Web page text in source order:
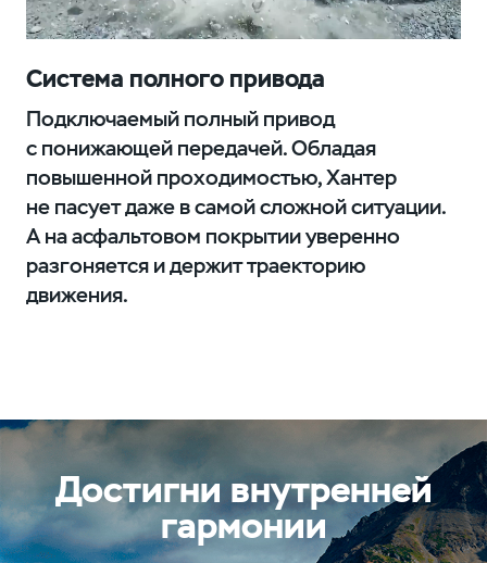
Система полного привода
Подключаемый полный привод
с понижающей передачей. Обладая
повышенной проходимостью, Хантер
не пасует даже в самой сложной ситуации.
А на асфальтовом покрытии уверенно
разгоняется и держит траекторию
движения.
Достигни внутренней
гармонии